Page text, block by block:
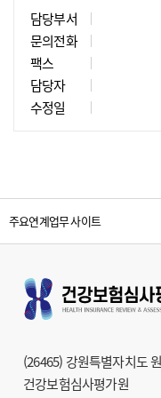
담당부서
문의전화
팩스
담당자
수정일
주요연계업무 사이트
(26465) 강원특별자치도
건강보험심사평가원